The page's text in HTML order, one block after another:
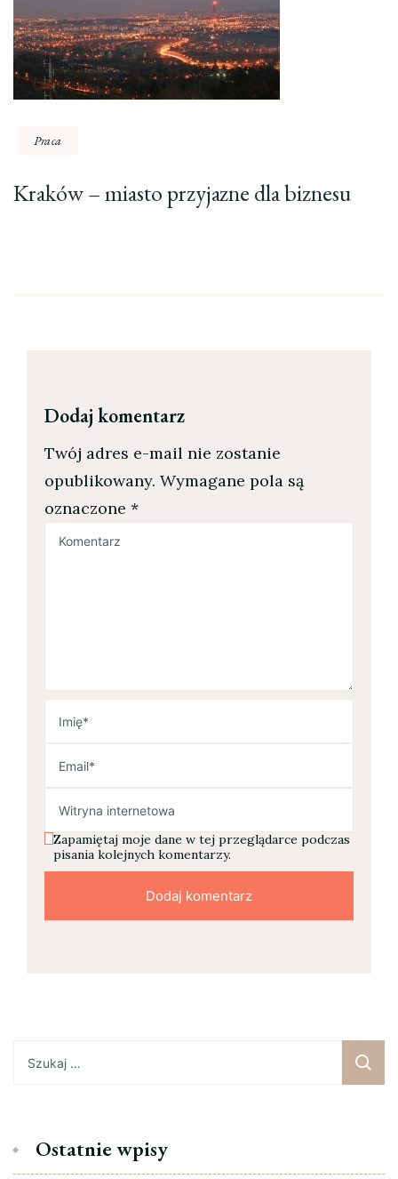
Praca
Kraków – miasto przyjazne dla biznesu
Dodaj komentarz
Twój adres e-mail nie zostanie
opublikowany. Wymagane pola są
oznaczone *
Zapamiętaj moje dane w tej przeglądarce podczas
pisania kolejnych komentarzy.
Ostatnie wpisy